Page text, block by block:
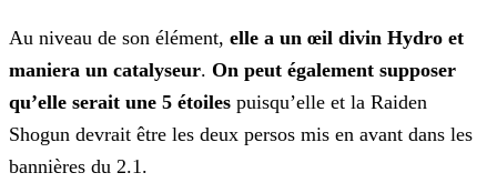
Au niveau de son élément, elle a un œil divin Hydro et
maniera un catalyseur. On peut également supposer
qu’elle serait une 5 étoiles puisqu’elle et la Raiden
Shogun devrait être les deux persos mis en avant dans les
bannières du 2.1.